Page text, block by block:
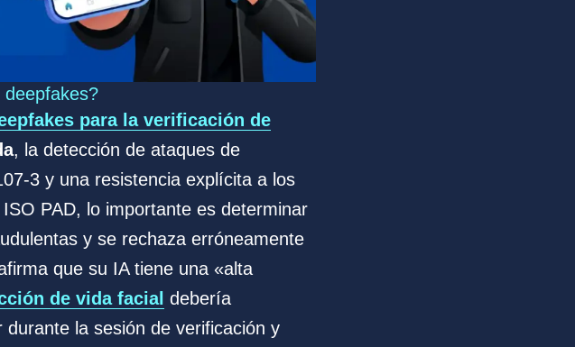
para la verificación de
, la detección de ataques de
3 y una resistencia explícita a los
PAD, lo importante es determinar
y se rechaza erróneamente
que su IA tiene una «alta
de vida facial debería
la sesión de verificación y